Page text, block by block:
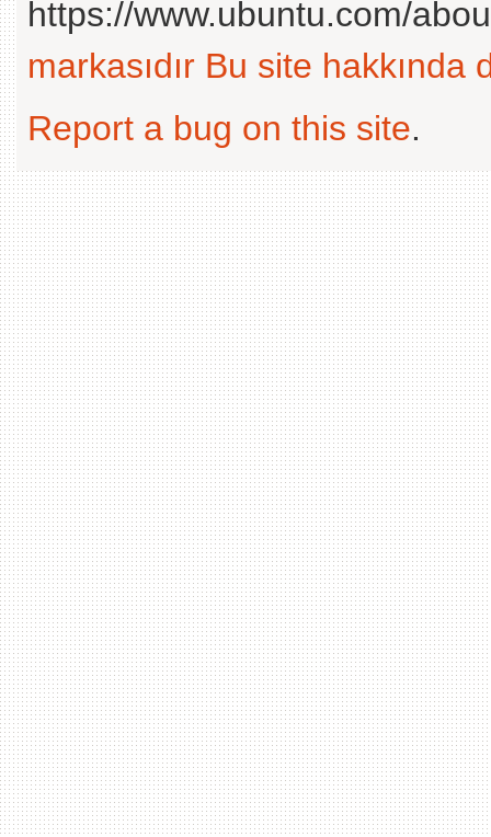
https://www.ubuntu.com/
markasıdır Bu site hakkında
Report a bug on this site.